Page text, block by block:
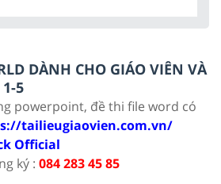
DÀNH CHO GIÁO VIÊN VÀ
5
powerpoint, đề thi file word có
tailieugiaovien.com.vn/
Official
ký : 084 283 45 85